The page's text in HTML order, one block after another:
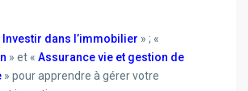
Investir dans l’immobilier » ; «
» et «Assurance vie et gestion de
» pour apprendre à gérer votre